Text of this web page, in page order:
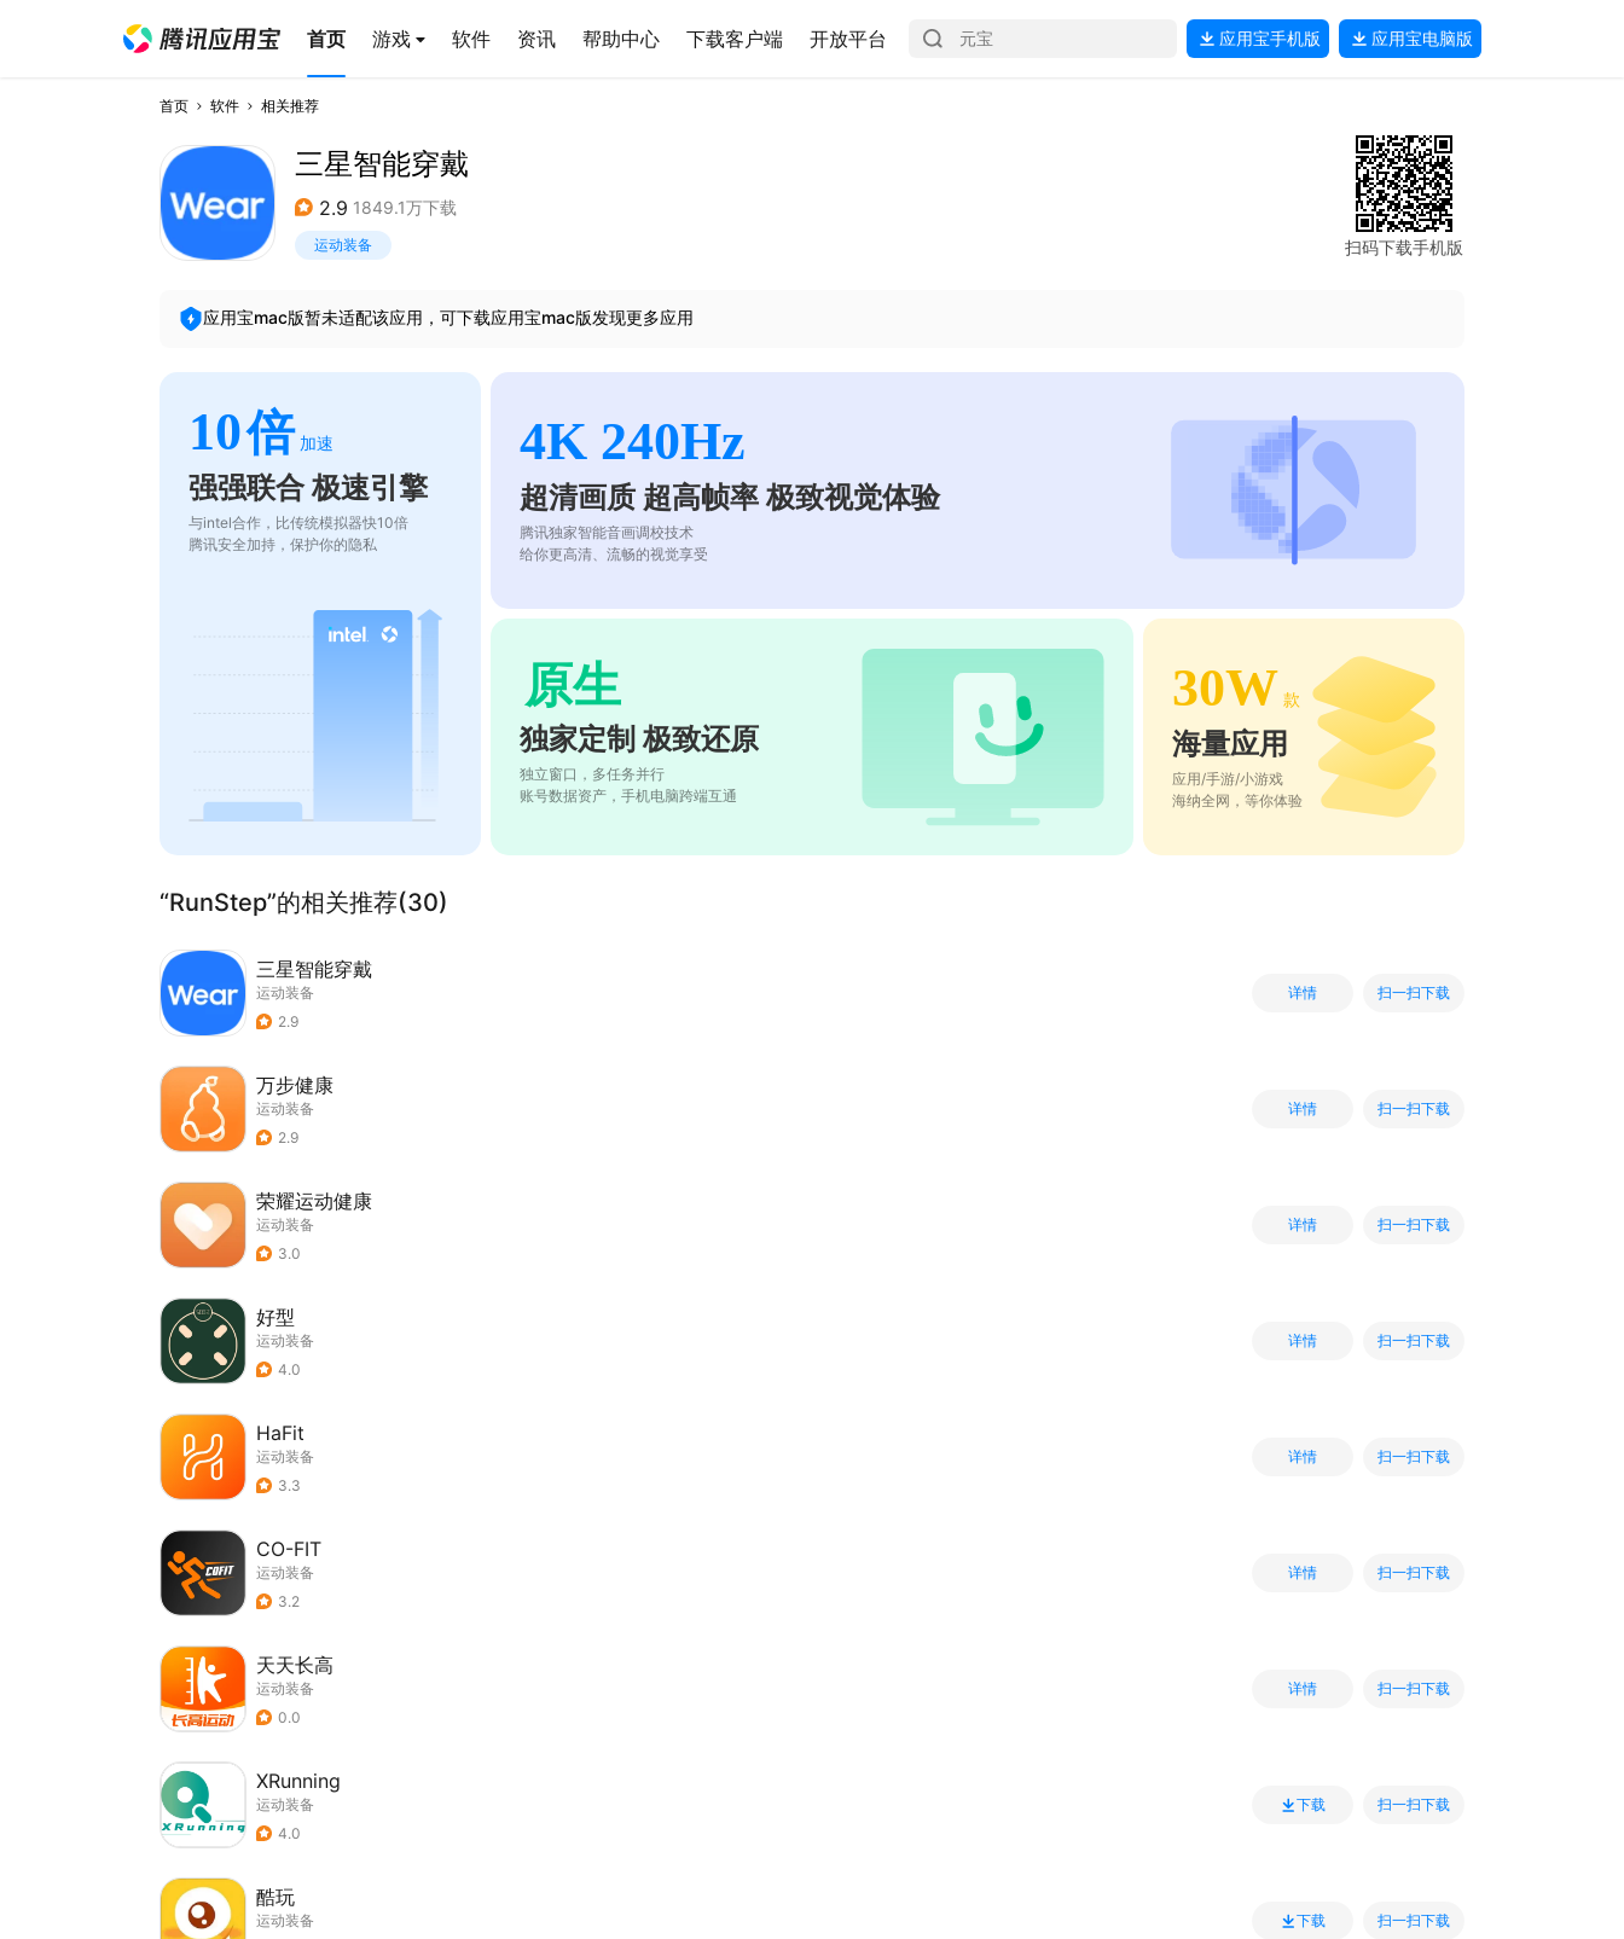
首页 游戏 软件 资讯 帮助中心 下载客户端 开放平台 应用宝手机版 应用宝电脑版
首页 软件 相关推荐
三星智能穿戴
2.9 1849.1万下载
运动装备 扫码下载手机版
应用宝mac版暂未适配该应用，可下载应用宝mac版发现更多应用
10倍 加速
强强联合 极速引擎
与intel合作，比传统模拟器快10倍
腾讯安全加持，保护你的隐私
4K 240Hz
超清画质 超高帧率 极致视觉体验
腾讯独家智能音画调校技术
给你更高清、流畅的视觉享受
原生
独家定制 极致还原
独立窗口，多任务并行
账号数据资产，手机电脑跨端互通
30W 款
海量应用
应用/手游/小游戏
海纳全网，等你体验
“RunStep”的相关推荐(30)
三星智能穿戴
运动装备
2.9
详情 扫一扫下载
万步健康
运动装备
2.9
详情 扫一扫下载
荣耀运动健康
运动装备
3.0
详情 扫一扫下载
好型
运动装备
4.0
详情 扫一扫下载
HaFit
运动装备
3.3
详情 扫一扫下载
CO-FIT
运动装备
3.2
详情 扫一扫下载
天天长高
运动装备
0.0
详情 扫一扫下载
XRunning
运动装备
4.0
下载 扫一扫下载
酷玩
运动装备
下载 扫一扫下载